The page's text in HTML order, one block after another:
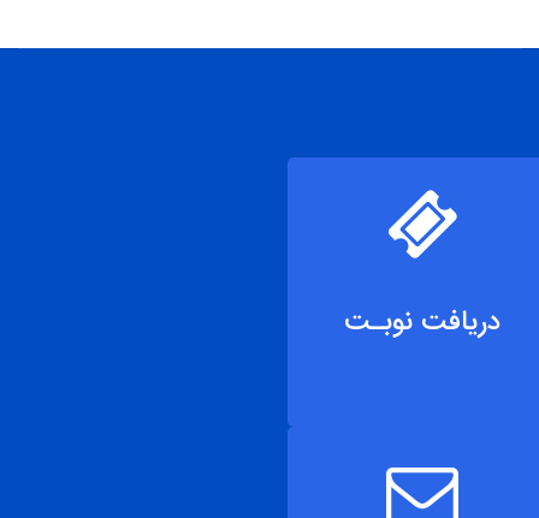
دریافت نوبـت